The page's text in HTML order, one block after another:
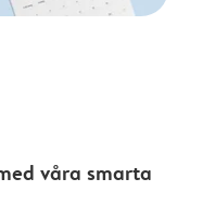
våra smarta